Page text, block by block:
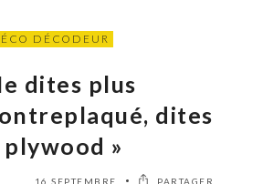
DÉCODEUR
dites plus
dites
plywood »
16 SEPTEMBRE PARTAGER